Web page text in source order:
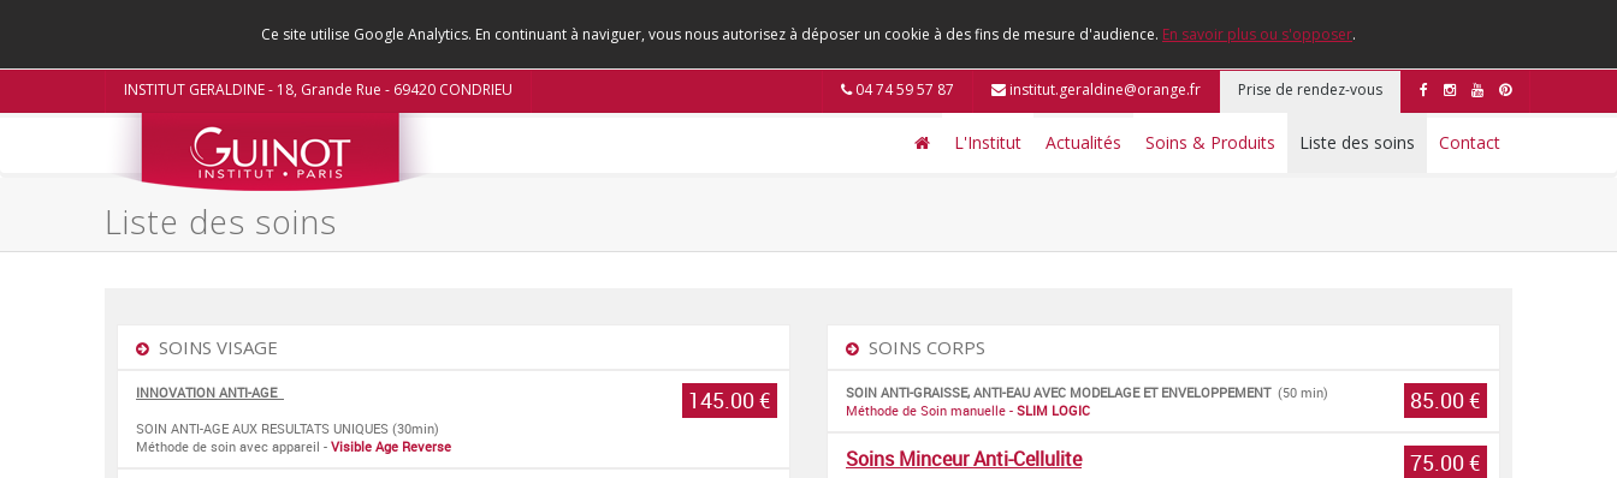
Ce site utilise Google Analytics. En continuant à naviguer, vous nous autorisez à déposer un cookie à des fins de mesure d'audience. En savoir plus ou s'opposer.
INSTITUT GERALDINE - 18, Grande Rue - 69420 CONDRIEU 04 74 59 57 87 institut.geraldine@orange.fr Prise de rendez-vous
L'Institut Actualités Soins & Produits Liste des soins Contact
Liste des soins
SOINS VISAGE
145.00 €
INNOVATION ANTI-AGE
SOIN ANTI-AGE AUX RESULTATS UNIQUES (30min)
Méthode de soin avec appareil - Visible Age Reverse
SOINS CORPS
85.00 €
SOIN ANTI-GRAISSE, ANTI-EAU AVEC MODELAGE ET ENVELOPPEMENT (50 min)
Méthode de Soin manuelle - SLIM LOGIC
75.00 €
Soins Minceur Anti-Cellulite